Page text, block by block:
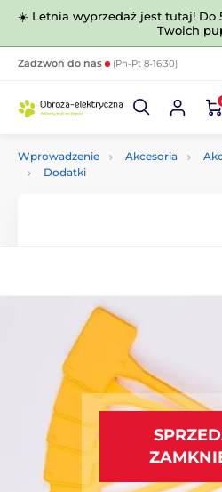
☀️ Letnia wyprzedaż jest tutaj! Do
Twoich
Zadzwoń do nas (Pn-Pt 8-16:30)
Wprowadzenie Akcesoria
Dodatki